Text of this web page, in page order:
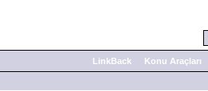
LinkBack Konu Araçları